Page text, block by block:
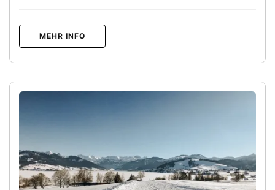
MEHR INFO